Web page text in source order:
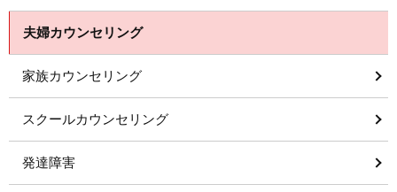
夫婦カウンセリング
家族カウンセリング
スクールカウンセリング
発達障害